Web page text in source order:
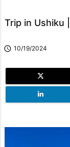
Trip in Ushiku
 10/19/2024